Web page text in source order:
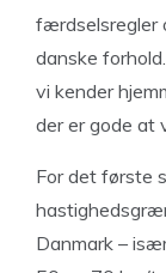
færdselsregler
danske
vi kender
der er gode at
For det første
Danmark –